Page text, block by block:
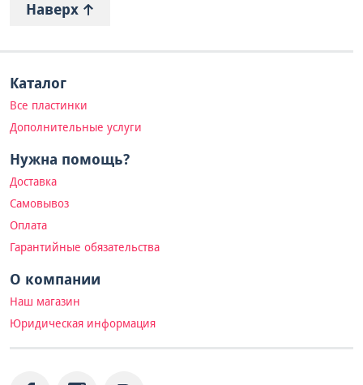
Наверх
Каталог
Все пластинки
Дополнительные услуги
Нужна помощь?
Доставка
Самовывоз
Оплата
Гарантийные обязательства
О компании
Наш магазин
Юридическая информация